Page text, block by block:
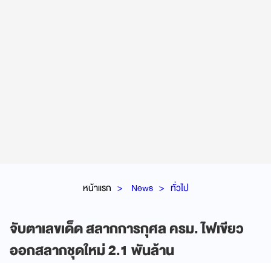
หน้าแรก News ทั่วไป
จับตาเลขเด็ด สลากการกุศล ครม. ไฟเขียว
ออกสลากชุดใหม่ 2.1 พันล้าน